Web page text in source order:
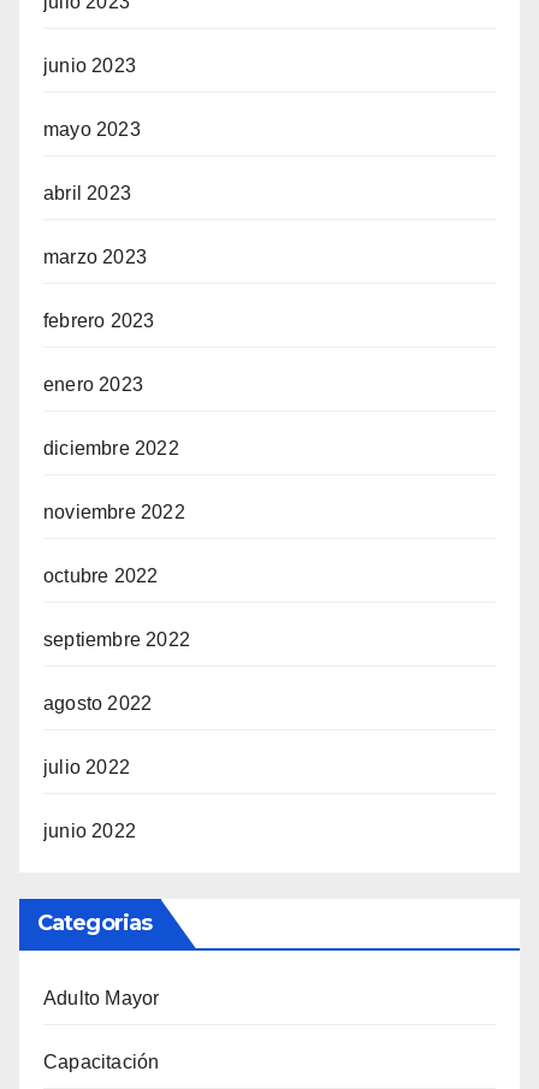
junio 2023
mayo 2023
abril 2023
marzo 2023
febrero 2023
enero 2023
diciembre 2022
noviembre 2022
octubre 2022
septiembre 2022
agosto 2022
julio 2022
junio 2022
Categorias
Adulto Mayor
Capacitación